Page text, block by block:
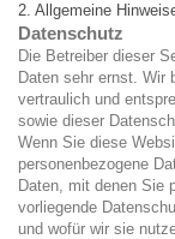
2. Allgemeine
Datenschutz
Die Betreiber dieser
Daten sehr ernst. Wir
vertraulich und
sowie dieser
Wenn Sie diese
personenbezogene
Daten, mit denen Sie
vorliegende
und wofür wir sie